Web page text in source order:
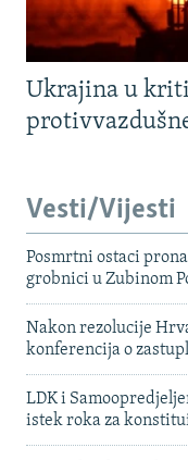
Ukrajina u
Vesti/Vijesti
Posmrtni ostaci
grobnici u Zubinom
Nakon rezolucije
konferencija o
LDK i
istek roka za